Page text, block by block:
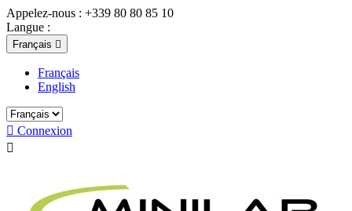
Appelez-nous : +339 80 80 85 10
Langue :
Français 
Français
English
 Connexion
